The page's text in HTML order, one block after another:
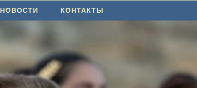
НОВОСТИ КОНТАКТЫ